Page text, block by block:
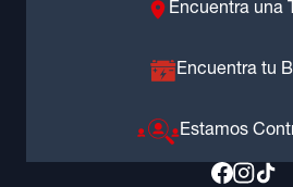
Encuentra una
Encuentra tu
Estamos